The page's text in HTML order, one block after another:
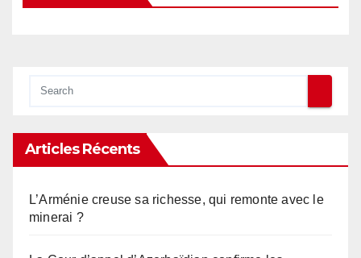
Articles Récents
L’Arménie creuse sa richesse, qui remonte avec le
minerai ?